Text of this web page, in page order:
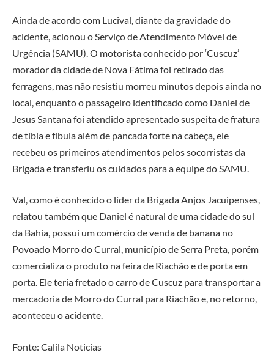
Ainda de acordo com Lucival, diante da gravidade do
acidente, acionou o Serviço de Atendimento Móvel de
Urgência (SAMU). O motorista conhecido por ‘Cuscuz’
morador da cidade de Nova Fátima foi retirado das
ferragens, mas não resistiu morreu minutos depois ainda no
local, enquanto o passageiro identificado como Daniel de
Jesus Santana foi atendido apresentado suspeita de fratura
de tíbia e fíbula além de pancada forte na cabeça, ele
recebeu os primeiros atendimentos pelos socorristas da
Brigada e transferiu os cuidados para a equipe do SAMU.
Val, como é conhecido o líder da Brigada Anjos Jacuipenses,
relatou também que Daniel é natural de uma cidade do sul
da Bahia, possui um comércio de venda de banana no
Povoado Morro do Curral, município de Serra Preta, porém
comercializa o produto na feira de Riachão e de porta em
porta. Ele teria fretado o carro de Cuscuz para transportar a
mercadoria de Morro do Curral para Riachão e, no retorno,
aconteceu o acidente.
Fonte: Calila Noticias